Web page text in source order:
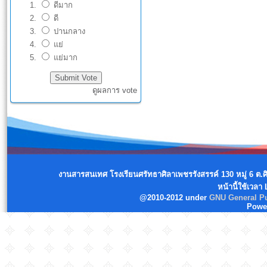
ดีมาก
ดี
ปานกลาง
แย่
แย่มาก
ดูผลการ vote
งานสารสนเทศ โรงเรียนศรัทธาศิลาเพชรรังสรรค์ 130 หมู่ 6
หน้านี้ใช้เวลา
@2010-2012 under GNU General